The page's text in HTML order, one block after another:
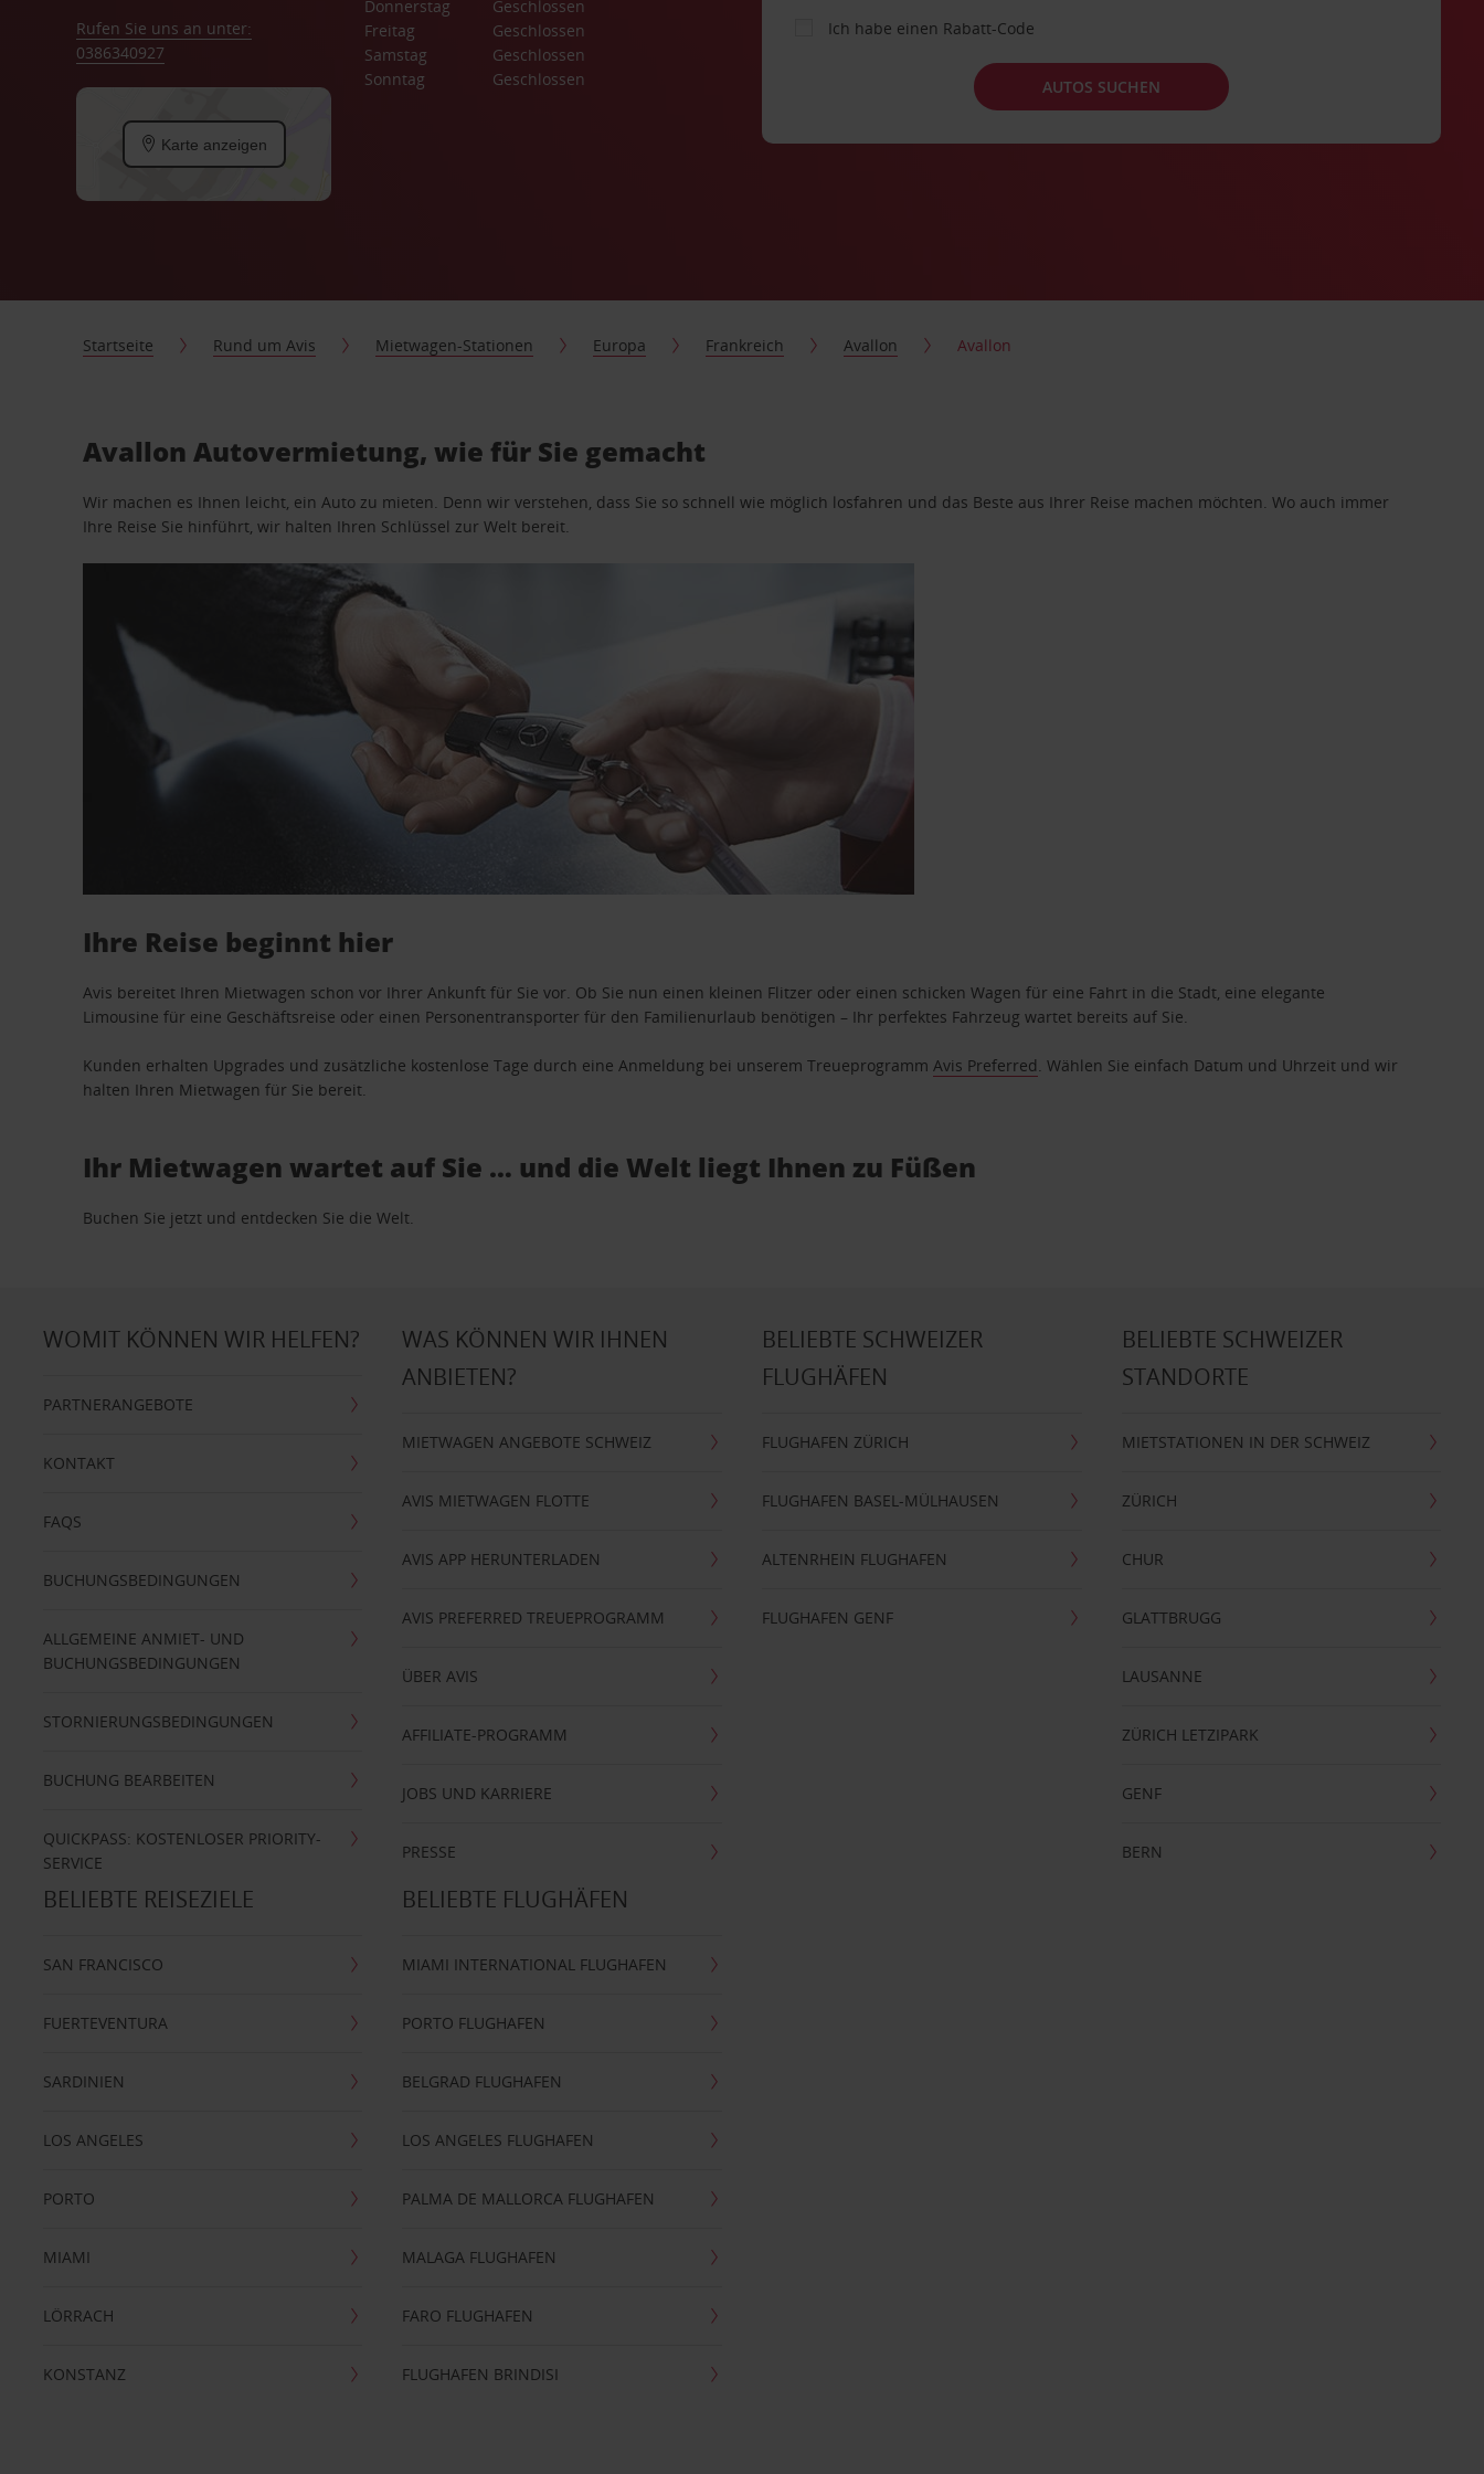
Rufen Sie uns an unter:
0386340927
Karte anzeigen
Donnerstag
Geschlossen
Freitag
Geschlossen
Samstag
Geschlossen
Sonntag
Geschlossen
Ich habe einen Rabatt-Code
AUTOS SUCHEN
Startseite Rund um Avis Mietwagen-Stationen Europa Frankreich Avallon Avallon
Avallon Autovermietung, wie für Sie gemacht
Wir machen es Ihnen leicht, ein Auto zu mieten. Denn wir verstehen, dass Sie so schnell wie möglich losfahren und das Beste aus Ihrer Reise machen möchten. Wo auch immer
Ihre Reise Sie hinführt, wir halten Ihren Schlüssel zur Welt bereit.
Ihre Reise beginnt hier
Avis bereitet Ihren Mietwagen schon vor Ihrer Ankunft für Sie vor. Ob Sie nun einen kleinen Flitzer oder einen schicken Wagen für eine Fahrt in die Stadt, eine elegante
Limousine für eine Geschäftsreise oder einen Personentransporter für den Familienurlaub benötigen – Ihr perfektes Fahrzeug wartet bereits auf Sie.
Kunden erhalten Upgrades und zusätzliche kostenlose Tage durch eine Anmeldung bei unserem TreueprogrammAvis Preferred. Wählen Sie einfach Datum und Uhrzeit und wir
halten Ihren Mietwagen für Sie bereit.
Ihr Mietwagen wartet auf Sie … und die Welt liegt Ihnen zu Füßen
Buchen Sie jetzt und entdecken Sie die Welt.
WOMIT KÖNNEN WIR HELFEN?
PARTNERANGEBOTE
KONTAKT
FAQS
BUCHUNGSBEDINGUNGEN
ALLGEMEINE ANMIET- UND
BUCHUNGSBEDINGUNGEN
STORNIERUNGSBEDINGUNGEN
BUCHUNG BEARBEITEN
QUICKPASS: KOSTENLOSER PRIORITY-
SERVICE
WAS KÖNNEN WIR IHNEN
ANBIETEN?
MIETWAGEN ANGEBOTE SCHWEIZ
AVIS MIETWAGEN FLOTTE
AVIS APP HERUNTERLADEN
AVIS PREFERRED TREUEPROGRAMM
ÜBER AVIS
AFFILIATE-PROGRAMM
JOBS UND KARRIERE
PRESSE
BELIEBTE SCHWEIZER
FLUGHÄFEN
FLUGHAFEN ZÜRICH
FLUGHAFEN BASEL-MÜLHAUSEN
ALTENRHEIN FLUGHAFEN
FLUGHAFEN GENF
BELIEBTE SCHWEIZER
STANDORTE
MIETSTATIONEN IN DER SCHWEIZ
ZÜRICH
CHUR
GLATTBRUGG
LAUSANNE
ZÜRICH LETZIPARK
GENF
BERN
BELIEBTE REISEZIELE
SAN FRANCISCO
FUERTEVENTURA
SARDINIEN
LOS ANGELES
PORTO
MIAMI
LÖRRACH
KONSTANZ
BELIEBTE FLUGHÄFEN
MIAMI INTERNATIONAL FLUGHAFEN
PORTO FLUGHAFEN
BELGRAD FLUGHAFEN
LOS ANGELES FLUGHAFEN
PALMA DE MALLORCA FLUGHAFEN
MALAGA FLUGHAFEN
FARO FLUGHAFEN
FLUGHAFEN BRINDISI